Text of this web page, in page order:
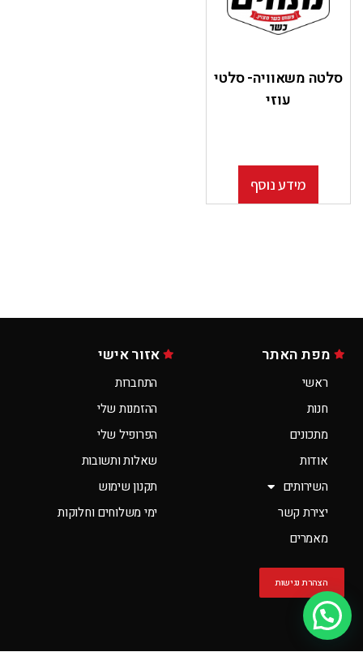
סלטה משאוויה- סלטי
עוזי
מידע נוסף
מפת האתר
ראשי
חנות
מתכונים
אודות
השירותים
יצירת קשר
מאמרים
הצהרת נגישות
אזור אישי
התחברות
ההזמנות שלי
הפרופיל שלי
שאלות ותשובות
תקנון שימוש
ימי משלוחים וחלוקות